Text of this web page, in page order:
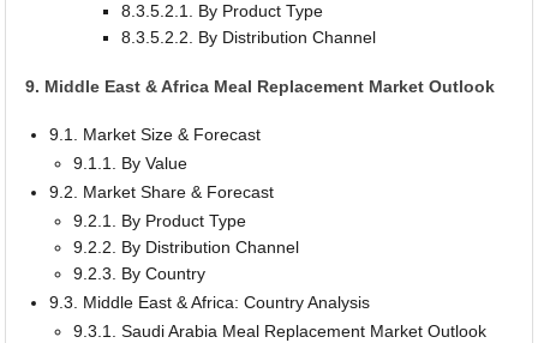
8.3.5.2.1. By Product Type
8.3.5.2.2. By Distribution Channel
9. Middle East & Africa Meal Replacement Market Outlook
9.1. Market Size & Forecast
9.1.1. By Value
9.2. Market Share & Forecast
9.2.1. By Product Type
9.2.2. By Distribution Channel
9.2.3. By Country
9.3. Middle East & Africa: Country Analysis
9.3.1. Saudi Arabia Meal Replacement Market Outlook